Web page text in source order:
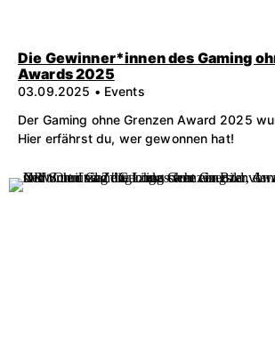
Die Gewinner*innen des Gaming
Awards 2025
03.09.2025 • Events
Der Gaming ohne Grenzen Award 2025
Hier erfährst du, wer gewonnen hat!